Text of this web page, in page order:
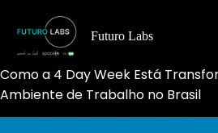
conteúdo
Futuro Labs
Como a 4 Day Week Está
Ambiente de Trabalho no Brasil